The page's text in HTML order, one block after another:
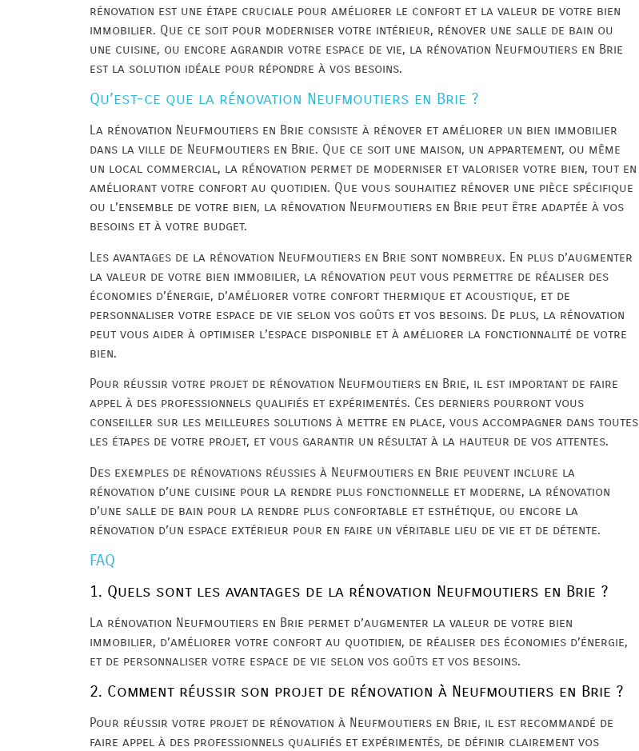
rénovation est une étape cruciale pour améliorer le confort et la valeur de votre bien
immobilier. Que ce soit pour moderniser votre intérieur, rénover une salle de bain ou
une cuisine, ou encore agrandir votre espace de vie, la rénovation Neufmoutiers en Brie
est la solution idéale pour répondre à vos besoins.
Qu’est-ce que la rénovation Neufmoutiers en Brie ?
La rénovation Neufmoutiers en Brie consiste à rénover et améliorer un bien immobilier
dans la ville de Neufmoutiers en Brie. Que ce soit une maison, un appartement, ou même
un local commercial, la rénovation permet de moderniser et valoriser votre bien, tout en
améliorant votre confort au quotidien. Que vous souhaitiez rénover une pièce spécifique
ou l’ensemble de votre bien, la rénovation Neufmoutiers en Brie peut être adaptée à vos
besoins et à votre budget.
Les avantages de la rénovation Neufmoutiers en Brie sont nombreux. En plus d’augmenter
la valeur de votre bien immobilier, la rénovation peut vous permettre de réaliser des
économies d’énergie, d’améliorer votre confort thermique et acoustique, et de
personnaliser votre espace de vie selon vos goûts et vos besoins. De plus, la rénovation
peut vous aider à optimiser l’espace disponible et à améliorer la fonctionnalité de votre
bien.
Pour réussir votre projet de rénovation Neufmoutiers en Brie, il est important de faire
appel à des professionnels qualifiés et expérimentés. Ces derniers pourront vous
conseiller sur les meilleures solutions à mettre en place, vous accompagner dans toutes
les étapes de votre projet, et vous garantir un résultat à la hauteur de vos attentes.
Des exemples de rénovations réussies à Neufmoutiers en Brie peuvent inclure la
rénovation d’une cuisine pour la rendre plus fonctionnelle et moderne, la rénovation
d’une salle de bain pour la rendre plus confortable et esthétique, ou encore la
rénovation d’un espace extérieur pour en faire un véritable lieu de vie et de détente.
FAQ
1. Quels sont les avantages de la rénovation Neufmoutiers en Brie ?
La rénovation Neufmoutiers en Brie permet d’augmenter la valeur de votre bien
immobilier, d’améliorer votre confort au quotidien, de réaliser des économies d’énergie,
et de personnaliser votre espace de vie selon vos goûts et vos besoins.
2. Comment réussir son projet de rénovation à Neufmoutiers en Brie ?
Pour réussir votre projet de rénovation à Neufmoutiers en Brie, il est recommandé de
faire appel à des professionnels qualifiés et expérimentés, de définir clairement vos